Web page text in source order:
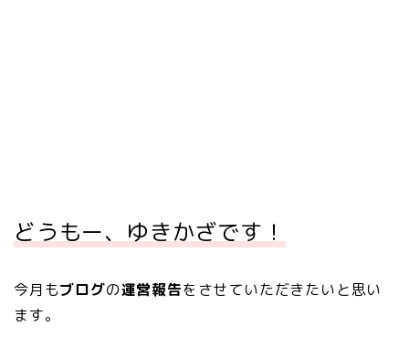
どうもー、ゆきかざです！
今月もブログの運営報告をさせていただきたいと思い
ます。